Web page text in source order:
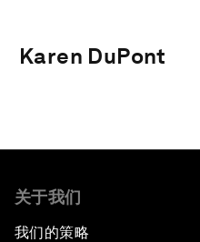
Karen DuPont
关于我们
我们的策略